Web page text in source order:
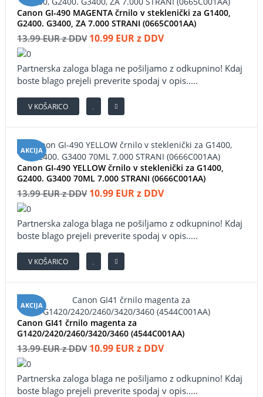
Canon GI-490 MAGENTA črnilo v steklenički za G1400,
G2400. G3400, ZA 7.000 STRANI (0665C001AA)
13.99 EUR z DDV 10.99 EUR z DDV
Partnerska zaloga blaga ne pošiljamo z odkupnino! ​Kdaj
boste blago prejeli preverite spodaj v opis.....
V KOŠARICO
AKCIJA
Canon GI-490 YELLOW črnilo v steklenički za G1400,
G2400. G3400 70ML 7.000 STRANI (0666C001AA)
13.99 EUR z DDV 10.99 EUR z DDV
Partnerska zaloga blaga ne pošiljamo z odkupnino! ​Kdaj
boste blago prejeli preverite spodaj v opis.....
V KOŠARICO
AKCIJA
Canon GI41 črnilo magenta za
G1420/2420/2460/3420/3460 (4544C001AA)
13.99 EUR z DDV 10.99 EUR z DDV
Partnerska zaloga blaga ne pošiljamo z odkupnino! ​Kdaj
boste blago prejeli preverite spodaj v opis.....